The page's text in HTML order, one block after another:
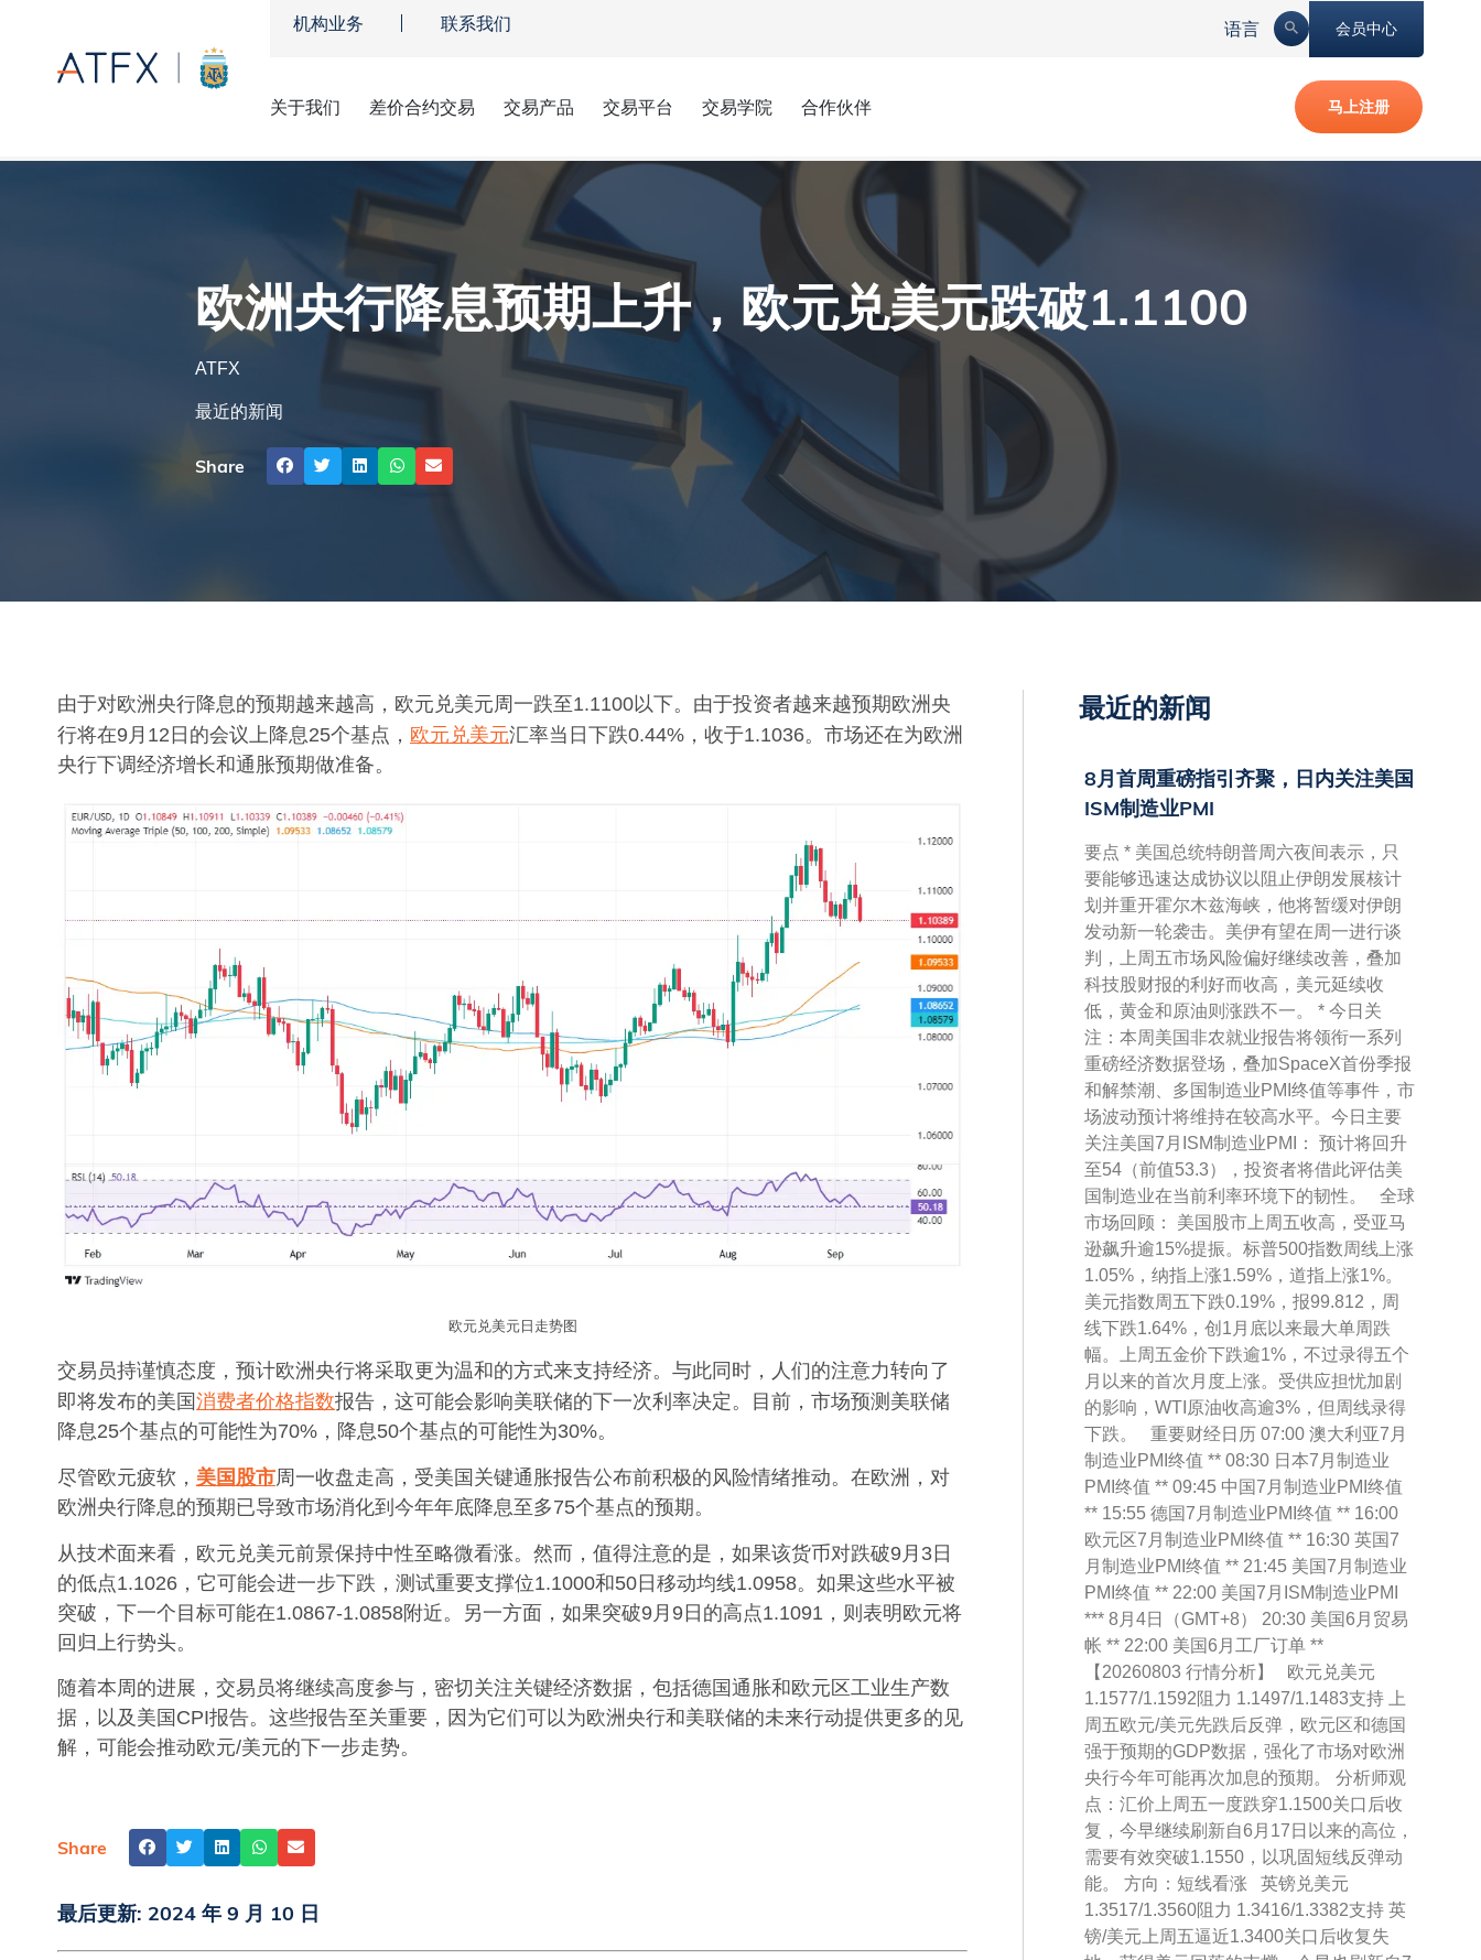
机构业务 联系我们 语言 会员中心
关于我们 差价合约交易 交易产品 交易平台 交易学院 合作伙伴 马上注册
欧洲央行降息预期上升，欧元兑美元跌破1.1100
ATFX
最近的新闻
Share
由于对欧洲央行降息的预期越来越高，欧元兑美元周一跌至1.1100以下。由于投资者越来越预期欧洲央
行将在9月12日的会议上降息25个基点， 欧元兑美元汇率当日下跌0.44%，收于1.1036。市场还在为欧洲
央行下调经济增长和通胀预期做准备。
欧元兑美元日走势图
交易员持谨慎态度，预计欧洲央行将采取更为温和的方式来支持经济。与此同时，人们的注意力转向了
即将发布的美国消费者价格指数报告，这可能会影响美联储的下一次利率决定。目前，市场预测美联储
降息25个基点的可能性为70%，降息50个基点的可能性为30%。
尽管欧元疲软， 美国股市周一收盘走高，受美国关键通胀报告公布前积极的风险情绪推动。在欧洲，对
欧洲央行降息的预期已导致市场消化到今年年底降息至多75个基点的预期。
从技术面来看，欧元兑美元前景保持中性至略微看涨。然而，值得注意的是，如果该货币对跌破9月3日
的低点1.1026，它可能会进一步下跌，测试重要支撑位1.1000和50日移动均线1.0958。如果这些水平被
突破，下一个目标可能在1.0867-1.0858附近。另一方面，如果突破9月9日的高点1.1091，则表明欧元将
回归上行势头。
随着本周的进展，交易员将继续高度参与，密切关注关键经济数据，包括德国通胀和欧元区工业生产数
据，以及美国CPI报告。这些报告至关重要，因为它们可以为欧洲央行和美联储的未来行动提供更多的见
解，可能会推动欧元/美元的下一步走势。
Share
最后更新: 2024 年 9 月 10 日
最近的新闻
8月首周重磅指引齐聚，日内关注美国
ISM制造业PMI
要点 * 美国总统特朗普周六夜间表示，只
要能够迅速达成协议以阻止伊朗发展核计
划并重开霍尔木兹海峡，他将暂缓对伊朗
发动新一轮袭击。美伊有望在周一进行谈
判，上周五市场风险偏好继续改善，叠加
科技股财报的利好而收高，美元延续收
低，黄金和原油则涨跌不一。 * 今日关
注：本周美国非农就业报告将领衔一系列
重磅经济数据登场，叠加SpaceX首份季报
和解禁潮、多国制造业PMI终值等事件，市
场波动预计将维持在较高水平。今日主要
关注美国7月ISM制造业PMI： 预计将回升
至54（前值53.3），投资者将借此评估美
国制造业在当前利率环境下的韧性。 全球
市场回顾： 美国股市上周五收高，受亚马
逊飙升逾15%提振。标普500指数周线上涨
1.05%，纳指上涨1.59%，道指上涨1%。
美元指数周五下跌0.19%，报99.812，周
线下跌1.64%，创1月底以来最大单周跌
幅。上周五金价下跌逾1%，不过录得五个
月以来的首次月度上涨。受供应担忧加剧
的影响，WTI原油收高逾3%，但周线录得
下跌。 重要财经日历 07:00 澳大利亚7月
制造业PMI终值 ** 08:30 日本7月制造业
PMI终值 ** 09:45 中国7月制造业PMI终值
** 15:55 德国7月制造业PMI终值 ** 16:00
欧元区7月制造业PMI终值 ** 16:30 英国7
月制造业PMI终值 ** 21:45 美国7月制造业
PMI终值 ** 22:00 美国7月ISM制造业PMI
*** 8月4日（GMT+8） 20:30 美国6月贸易
帐 ** 22:00 美国6月工厂订单 **
【20260803 行情分析】 欧元兑美元
1.1577/1.1592阻力 1.1497/1.1483支持 上
周五欧元/美元先跌后反弹，欧元区和德国
强于预期的GDP数据，强化了市场对欧洲
央行今年可能再次加息的预期。 分析师观
点：汇价上周五一度跌穿1.1500关口后收
复，今早继续刷新自6月17日以来的高位，
需要有效突破1.1550，以巩固短线反弹动
能。 方向：短线看涨 英镑兑美元
1.3517/1.3560阻力 1.3416/1.3382支持 英
镑/美元上周五逼近1.3400关口后收复失